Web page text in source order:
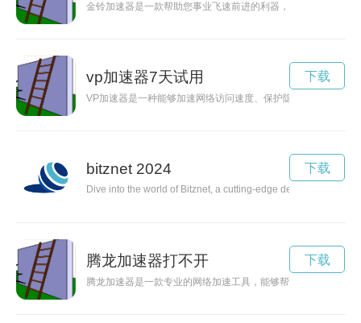
金铃加速器是一款帮助您事业飞速前进的利器，它能够提高您
vp加速器7天试用
VP加速器是一种能够加速网络访问速度、保护隐私安全的工具
下载
bitznet 2024
Dive into the world of Bitznet, a cutting-edge decentralized
下载
腾龙加速器打不开
腾龙加速器是一款专业的网络加速工具，能够帮助用户稳定快
下载